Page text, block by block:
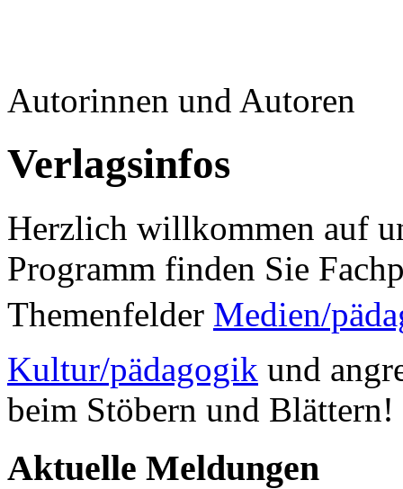
Autorinnen und Autoren
Verlagsinfos
Herzlich willkommen auf
Programm finden Sie
Themenfelder Medien/
Kultur/pädagogik und
beim Stöbern und Blättern!
Aktuelle Meldungen